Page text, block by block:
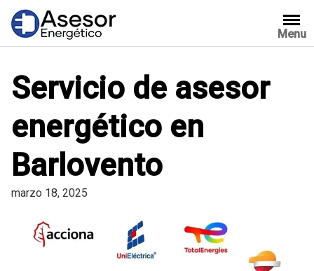
Saltar
contenido
Menu
Servicio de asesor
energético en
Barlovento
marzo 18, 2025